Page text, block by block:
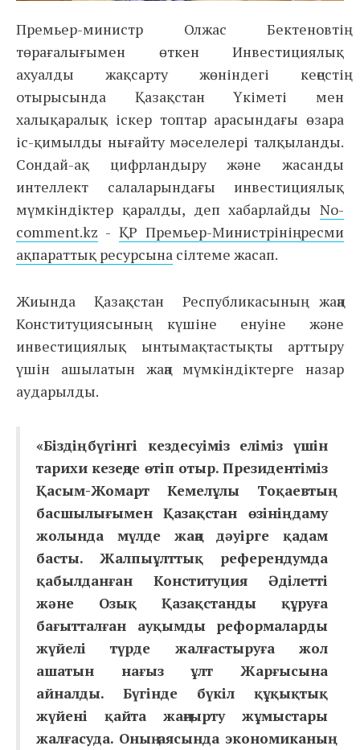
Премьер-министр Олжас Бектеновтің
төрағалығымен өткен Инвестициялық
ахуалды жақсарту жөніндегі кеңестің
отырысында Қазақстан Үкіметі мен
халықаралық іскер топтар арасындағы өзара
іс-қимылды нығайту мәселелері талқыланды.
Сондай-ақ цифрландыру және жасанды
интеллект салаларындағы инвестициялық
мүмкіндіктер қаралды, деп хабарлайды No-
comment.kz - ҚР Премьер-Министрінің ресми
ақпараттық ресурсына сілтеме жасап.
Жиында Қазақстан Республикасының жаңа
Конституциясының күшіне енуіне және
инвестициялық ынтымақтастықты арттыру
үшін ашылатын жаңа мүмкіндіктерге назар
аударылды.
«Біздің бүгінгі кездесуіміз еліміз үшін
тарихи кезеңде өтіп отыр. Президентіміз
Қасым-Жомарт Кемелұлы Тоқаевтың
басшылығымен Қазақстан өзінің даму
жолында мүлде жаңа дәуірге қадам
басты. Жалпыұлттық референдумда
қабылданған Конституция Әділетті
және Озық Қазақстанды құруға
бағытталған ауқымды реформаларды
жүйелі түрде жалғастыруға жол
ашатын нағыз ұлт Жарғысына
айналды. Бүгінде бүкіл құқықтық
жүйені қайта жаңғырту жұмыстары
жалғасуда. Оның аясында экономиканың